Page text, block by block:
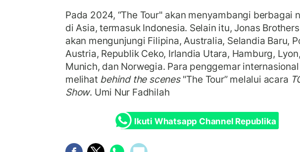
Pada 2024, “The Tour" akan menyambangi berbagai
di Asia, termasuk Indonesia. Selain itu, Jonas
akan mengunjungi Filipina, Australia, Selandia Baru,
Austria, Republik Ceko, Irlandia Utara, Hamburg, Lyon,
Munich, dan Norwegia. Para penggemar
melihat behind the scenes"The Tour” melalui acara
Show. Umi Nur Fadhilah
Ikuti Whatsapp Channel Republika